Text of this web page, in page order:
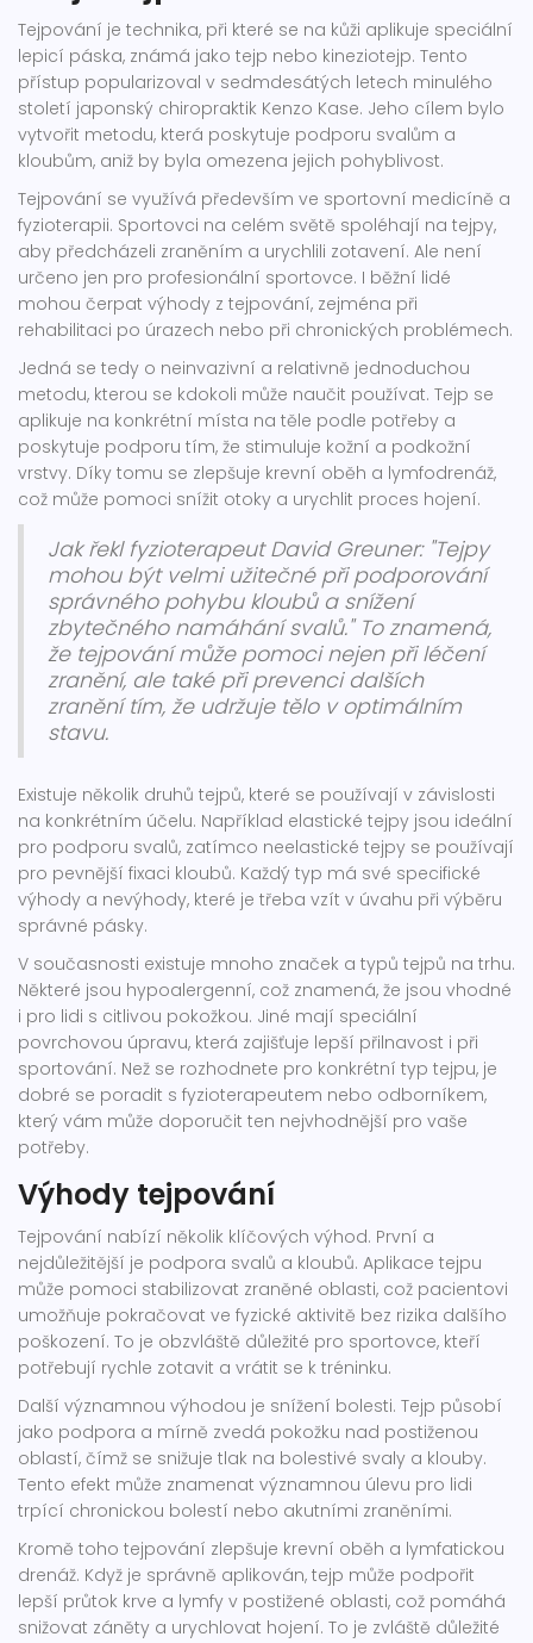
Tejpování je technika, při které se na kůži aplikuje speciální
lepicí páska, známá jako tejp nebo kineziotejp. Tento
přístup popularizoval v sedmdesátých letech minulého
století japonský chiropraktik Kenzo Kase. Jeho cílem bylo
vytvořit metodu, která poskytuje podporu svalům a
kloubům, aniž by byla omezena jejich pohyblivost.
Tejpování se využívá především ve sportovní medicíně a
fyzioterapii. Sportovci na celém světě spoléhají na tejpy,
aby předcházeli zraněním a urychlili zotavení. Ale není
určeno jen pro profesionální sportovce. I běžní lidé
mohou čerpat výhody z tejpování, zejména při
rehabilitaci po úrazech nebo při chronických problémech.
Jedná se tedy o neinvazivní a relativně jednoduchou
metodu, kterou se kdokoli může naučit používat. Tejp se
aplikuje na konkrétní místa na těle podle potřeby a
poskytuje podporu tím, že stimuluje kožní a podkožní
vrstvy. Díky tomu se zlepšuje krevní oběh a lymfodrenáž,
což může pomoci snížit otoky a urychlit proces hojení.
Jak řekl fyzioterapeut David Greuner: "Tejpy
mohou být velmi užitečné při podporování
správného pohybu kloubů a snížení
zbytečného namáhání svalů." To znamená,
že tejpování může pomoci nejen při léčení
zranění, ale také při prevenci dalších
zranění tím, že udržuje tělo v optimálním
stavu.
Existuje několik druhů tejpů, které se používají v závislosti
na konkrétním účelu. Například elastické tejpy jsou ideální
pro podporu svalů, zatímco neelastické tejpy se používají
pro pevnější fixaci kloubů. Každý typ má své specifické
výhody a nevýhody, které je třeba vzít v úvahu při výběru
správné pásky.
V současnosti existuje mnoho značek a typů tejpů na trhu.
Některé jsou hypoalergenní, což znamená, že jsou vhodné
i pro lidi s citlivou pokožkou. Jiné mají speciální
povrchovou úpravu, která zajišťuje lepší přilnavost i při
sportování. Než se rozhodnete pro konkrétní typ tejpu, je
dobré se poradit s fyzioterapeutem nebo odborníkem,
který vám může doporučit ten nejvhodnější pro vaše
potřeby.
Výhody tejpování
Tejpování nabízí několik klíčových výhod. První a
nejdůležitější je podpora svalů a kloubů. Aplikace tejpu
může pomoci stabilizovat zraněné oblasti, což pacientovi
umožňuje pokračovat ve fyzické aktivitě bez rizika dalšího
poškození. To je obzvláště důležité pro sportovce, kteří
potřebují rychle zotavit a vrátit se k tréninku.
Další významnou výhodou je snížení bolesti. Tejp působí
jako podpora a mírně zvedá pokožku nad postiženou
oblastí, čímž se snižuje tlak na bolestivé svaly a klouby.
Tento efekt může znamenat významnou úlevu pro lidi
trpící chronickou bolestí nebo akutními zraněními.
Kromě toho tejpování zlepšuje krevní oběh a lymfatickou
drenáž. Když je správně aplikován, tejp může podpořit
lepší průtok krve a lymfy v postižené oblasti, což pomáhá
snižovat záněty a urychlovat hojení. To je zvláště důležité